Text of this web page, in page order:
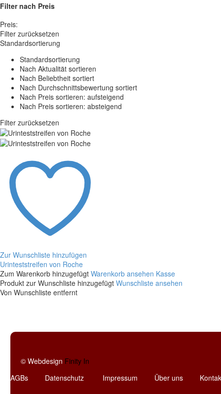
Filter nach Preis
Preis:
Filter zurücksetzen
Standardsortierung
Standardsortierung
Nach Aktualität sortieren
Nach Beliebtheit sortiert
Nach Durchschnittsbewertung sortiert
Nach Preis sortieren: aufsteigend
Nach Preis sortieren: absteigend
Filter zurücksetzen
Zur Wunschliste hinzufügen
Urinteststreifen von Roche
Urinteststreifen
von
Roche
Zum Warenkorb hinzugefügt Warenkorb ansehen Kasse
Produkt zur Wunschliste hinzugefügt Wunschliste ansehen
Von Wunschliste entfernt
© Webdesign Finity In
AGBs
Datenschutz Impressum Über uns